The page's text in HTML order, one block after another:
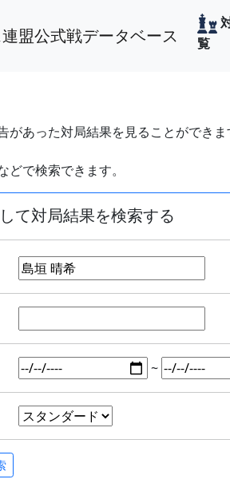
盟公式戦データベース
覧
があった対局結果を見ることができ
で検索できます。
て対局結果を検索する
~